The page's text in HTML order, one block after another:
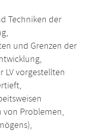
Techniken der
und Grenzen der
LV vorgestellten
von Problemen,